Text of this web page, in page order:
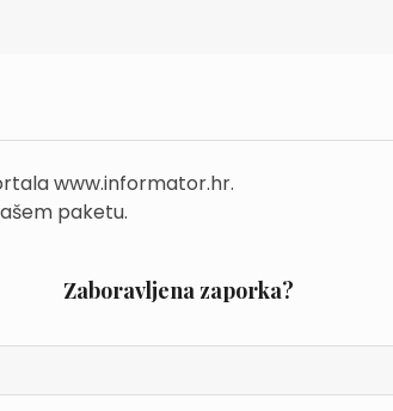
www.informator.hr.
paketu.
Zaboravljena zaporka?